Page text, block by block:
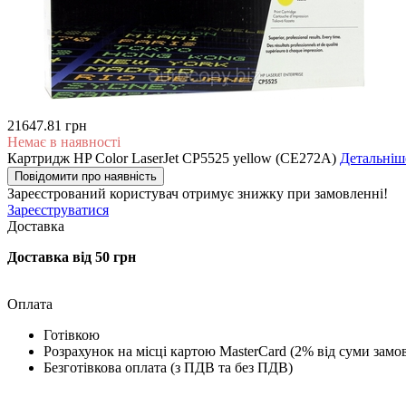
21647.81 грн
Немає в наявності
Картридж HP Color LaserJet CP5525 yellow (CE272A)
Повідомити про наявність
Зареєстрований користувач отримує знижку при замовленні!
Зареєструватися
Доставка
Доставка від 50 грн
Оплата
Готівкою
Розрахунок на місці картою MasterCard (2% від суми
Безготівкова оплата (з ПДВ та без ПДВ)